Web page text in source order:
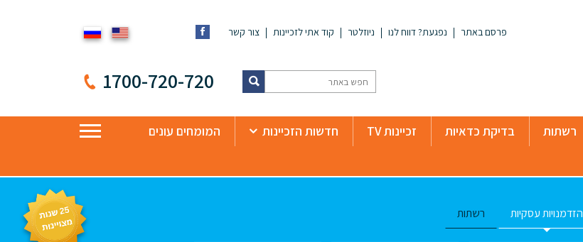
פרסם באתר נפגעת? דווח לנו ניוזלטר קוד אתי לזכיינות צור קשר
1700-720-720
רשתות בדיקת כדאיות זכיינות TV חדשות הזכיינות
המומחים עונים
הזדמנויות עסקיות רשתות